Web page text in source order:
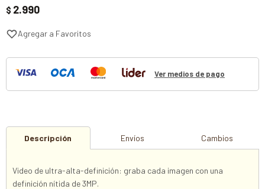
$ 2.990
Ver medios de pago
Descripción Envíos Cambios
Video de ultra-alta-definición: graba cada imagen con una
definición nítida de 3MP.